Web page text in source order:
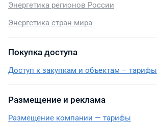
Энергетика регионов России
Энергетика стран мира
Покупка доступа
Доступ к закупкам и объектам – тарифы
Размещение и реклама
Размещение компании — тарифы